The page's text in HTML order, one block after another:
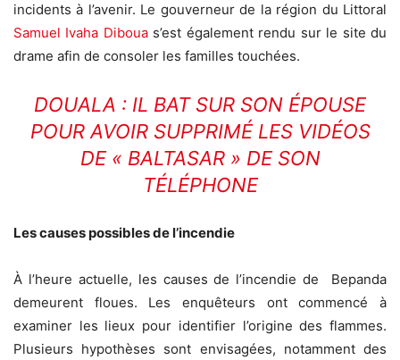
incidents à l’avenir. Le gouverneur de la région du Littoral
Samuel Ivaha Dibouas’est également rendu sur le site du
drame afin de consoler les familles touchées.
DOUALA : IL BAT SUR SON ÉPOUSE
POUR AVOIR SUPPRIMÉ LES VIDÉOS
DE « BALTASAR » DE SON
TÉLÉPHONE
Les causes possibles de l’incendie
À l’heure actuelle, les causes de l’incendie de Bepanda
demeurent floues. Les enquêteurs ont commencé à
examiner les lieux pour identifier l’origine des flammes.
Plusieurs hypothèses sont envisagées, notamment des